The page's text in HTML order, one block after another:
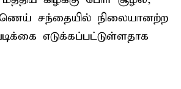
சந்தையில் நிலையானற்ற
எடுக்கப்பட்டுள்ளதாக